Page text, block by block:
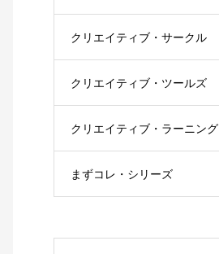
クリエイティブ・サークル
クリエイティブ・ツールズ
クリエイティブ・ラーニング
まずコレ・シリーズ